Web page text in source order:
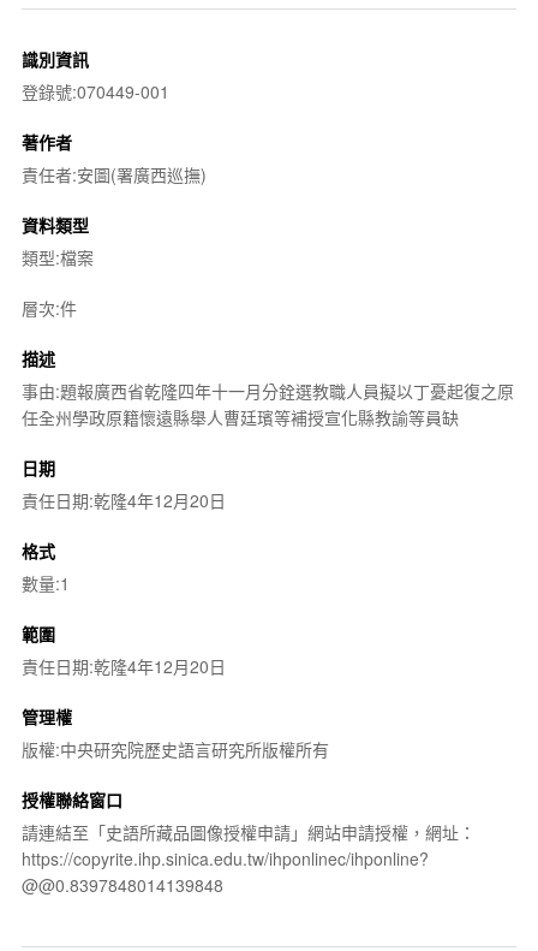
識別資訊
登錄號:070449-001
著作者
責任者:安圖(署廣西巡撫)
資料類型
類型:檔案
層次:件
描述
事由:題報廣西省乾隆四年十一月分銓選教職人員擬以丁憂起復之原
任全州學政原籍懷遠縣舉人曹廷璸等補授宣化縣教諭等員缺
日期
責任日期:乾隆4年12月20日
格式
數量:1
範圍
責任日期:乾隆4年12月20日
管理權
版權:中央研究院歷史語言研究所版權所有
授權聯絡窗口
請連結至「史語所藏品圖像授權申請」網站申請授權，網址：
https://copyrite.ihp.sinica.edu.tw/ihponlinec/ihponline?
@@0.8397848014139848